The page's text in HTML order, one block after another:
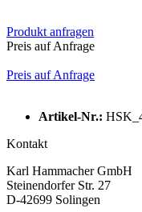
Produkt anfragen
Preis auf Anfrage
Preis auf Anfrage
Artikel-Nr.:
Kontakt
Karl Hammacher GmbH
Steinendorfer Str. 27
D-42699 Solingen